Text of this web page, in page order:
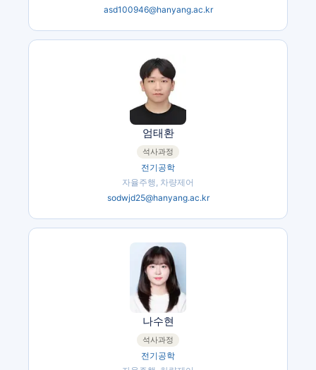
asd100946@hanyang.ac.kr
엄태환
석사과정
전기공학
자율주행, 차량제어
sodwjd25@hanyang.ac.kr
나수현
석사과정
전기공학